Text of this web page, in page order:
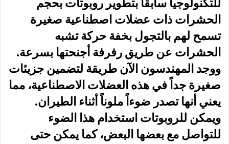
الحشرات ذات عضلات اصطناعية صغيرة
تسمح لهم بالتجول بخفة حركة تشبه
الحشرات عن طريق رفرفة أجنحتها بسرعة.
ووجد المهندسون الآن طريقة لتضمين جزيئات
صغيرة جداً في هذه العضلات الاصطناعية، مما
يعني أنها تصدر ضوءاً ملوناً أثناء الطيران.
ويمكن للروبوتات استخدام هذا الضوء
للتواصل مع بعضها البعض، كما يمكن حتى